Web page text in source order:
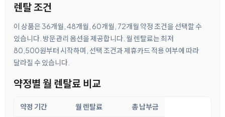
렌탈 조건
이 상품은 36개월, 48개월, 60개월, 72개월 약정 조건을 선택할 수
있습니다. 방문관리 옵션을 제공합니다. 월 렌탈료는 최저
80,500원부터 시작하며, 선택 조건과 제휴카드 적용 여부에 따라
달라질 수 있습니다.
약정별 월 렌탈료 비교
약정 기간 월 렌탈료 총 납부금